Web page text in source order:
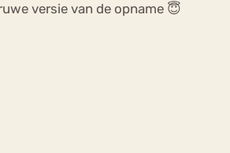
versie van de opname 😇